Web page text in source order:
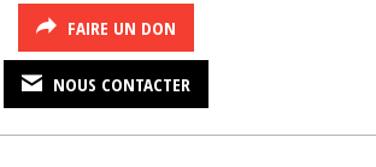
FAIRE UN DON
NOUS CONTACTER